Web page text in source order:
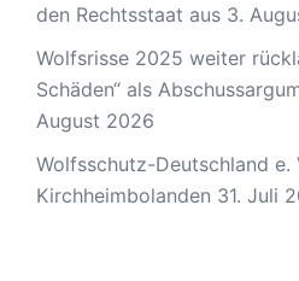
den Rechtsstaat aus 3.
Wolfsrisse 2025 weiter
Schäden“ als
August 2026
Wolfsschutz-Deutschland e.
Kirchheimbolanden 31. Juli